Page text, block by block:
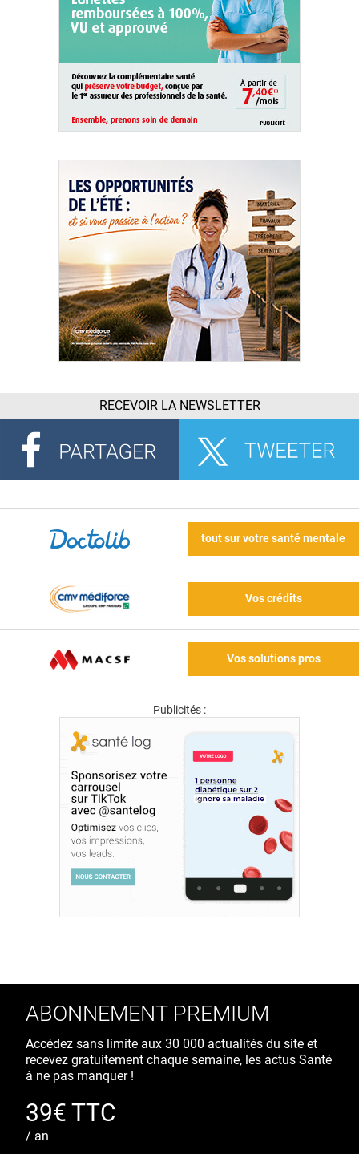
RECEVOIR LA NEWSLETTER
tout sur votre santé mentale
Vos crédits
Vos solutions pros
Publicités :
ABONNEMENT PREMIUM
Accédez sans limite aux 30 000 actualités du site et
recevez gratuitement chaque semaine, les actus Santé
à ne pas manquer !
39€ TTC
/ an